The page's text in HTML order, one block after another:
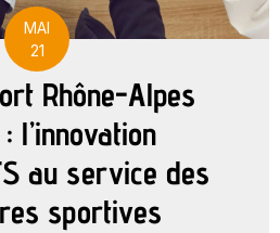
MAI
21
Rhône-Alpes
: l’innovation
au service des
sportives